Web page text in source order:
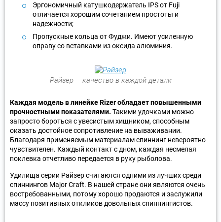
Эргономичный катушкодержатель IPS от Fuji
отличается хорошим сочетанием простоты и
надежности;
Пропускные кольца от Фуджи. Имеют усиленную
оправу со вставками из оксида алюминия.
Райзер – качество в каждой детали
Каждая модель в линейке Rizer обладает повышенными
прочностными показателями. Такими удочками можно
запросто бороться с увесистым хищником, способным
оказать достойное сопротивление на вываживании.
Благодаря применяемым материалам спиннинг невероятно
чувствителен. Каждый контакт с дном, каждая несмелая
поклевка отчетливо передается в руку рыболова.
Удилища серии Райзер считаются одними из лучших среди
спиннингов Major Craft. В нашей стране они являются очень
востребованными, потому хорошо продаются и заслужили
массу позитивных откликов довольных спиннингистов.